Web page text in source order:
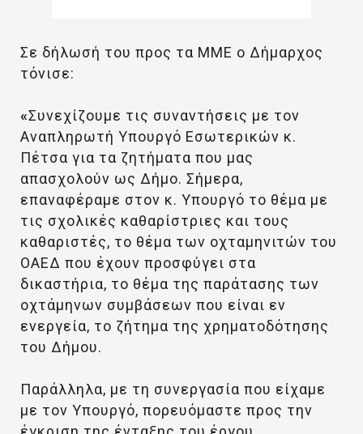
Σε δήλωσή του προς τα ΜΜΕ ο Δήμαρχος
τόνισε:
«Συνεχίζουμε τις συναντήσεις με τον
Αναπληρωτή Υπουργό Εσωτερικών κ.
Πέτσα για τα ζητήματα που μας
απασχολούν ως Δήμο. Σήμερα,
επαναφέραμε στον κ. Υπουργό το θέμα με
τις σχολικές καθαρίστριες και τους
καθαριστές, το θέμα των οχταμηνιτών του
ΟΑΕΔ που έχουν προσφύγει στα
δικαστήρια, το θέμα της παράτασης των
οχτάμηνων συμβάσεων που είναι εν
ενεργεία, το ζήτημα της χρηματοδότησης
του Δήμου.
Παράλληλα, με τη συνεργασία που είχαμε
με τον Υπουργό, πορευόμαστε προς την